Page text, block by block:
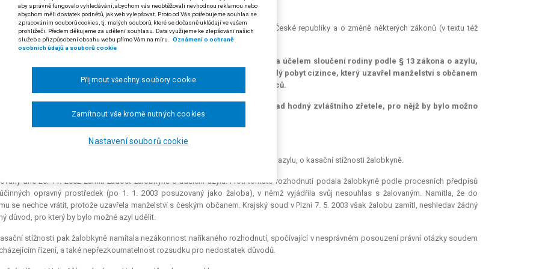
ve znění zákona č. 2/2002 Sb.
odst. 1 písm. a) bod 1. zákona č. 326/1999 Sb., o pobytu cizinců na území České republiky a o změně některých zákonů (v textu též
o pobytu cizinců")
s občanem České republiky pojmově vylučuje udělení azylu za účelem sloučení rodiny podle § 13 zákona o azylu,
České republiky nemůže být v České republice azyl udělen. Trvalý pobyt cizince, který uzavřel manželství s občanem
republiky, je upraven v § 65 odst. 1 písm. a) bod 1. zákona o pobytu cizinců.
s občanem České republiky samo o sobě nepředstavuje případ hodný zvláštního zřetele, pro nějž by bylo možno
azyl podle § 14 zákona o azylu.
Nejvyššího správního soudu ze dne 17. 9. 2003, čj. 4 Azs 6/2003-55)
Hai N. (Vietnamská socialistická republika) proti Ministerstvu vnitra o udělení azylu, o kasační stížnosti žalobkyně.
dne 26. 11. 2002 zamítl žádost žalobkyně o udělení azylu. Proti tomuto rozhodnutí podala žalobkyně podle procesních předpisů
opravný prostředek (po 1. 1. 2003 posuzovaný jako žaloba), v němž vyjádřila svůj nesouhlas s žalovaným. Namítla, že do
se nechce vrátit, protože uzavřela manželství s českým občanem. Krajský soud v Plzni 7. 5. 2003 však žalobu zamítl, neshledav žádný
důvod, pro který by bylo možné azyl udělit.
stížnosti pak žalobkyně namítala nezákonnost naříkaného rozhodnutí, spočívající v nesprávném posouzení právní otázky soudem
řízení, a také nepřezkoumatelnost rozsudku pro nedostatek důvodů.
aby správně fungovalo vyhledávání, abychom vás neobtěžovali nevhodnou reklamou nebo
abychom měli dostatek podnětů, jak web vylepšovat. Proto od Vás potřebujeme souhlas se
zpracováním souborů cookies, tj. malých souborů, které se dočasně ukládají ve vašem
prohlížeči. Předem děkujeme za udělení souhlasu. Data využijeme ke zlepšování našich
služeb a přizpůsobení obsahu webu přímo Vám na míru.
Oznámení o ochraně
osobních údajů a souborů cookie
Nastavení souborů cookie
Zamítnout vše kromě nutných cookies
Přijmout všechny soubory cookie